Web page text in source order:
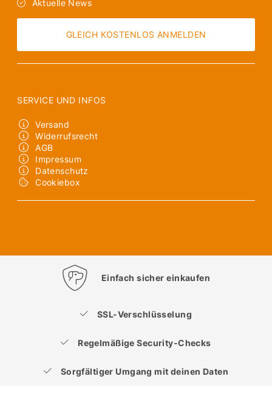
Aktuelle News
GLEICH KOSTENLOS ANMELDEN
SERVICE UND INFOS
Versand
Widerrufsrecht
AGB
Impressum
Datenschutz
Cookiebox
Einfach sicher einkaufen
SSL-Verschlüsselung
Regelmäßige Security-Checks
Sorgfältiger Umgang mit deinen Daten